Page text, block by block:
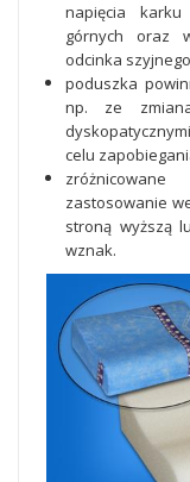
napięcia
górnych oraz
odcinka
poduszka
np. ze
celu
zastosowanie
stroną wyższą
wznak.